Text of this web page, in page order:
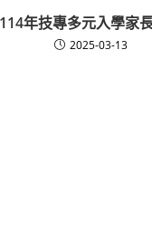
年技專多元入學家
2025-03-13